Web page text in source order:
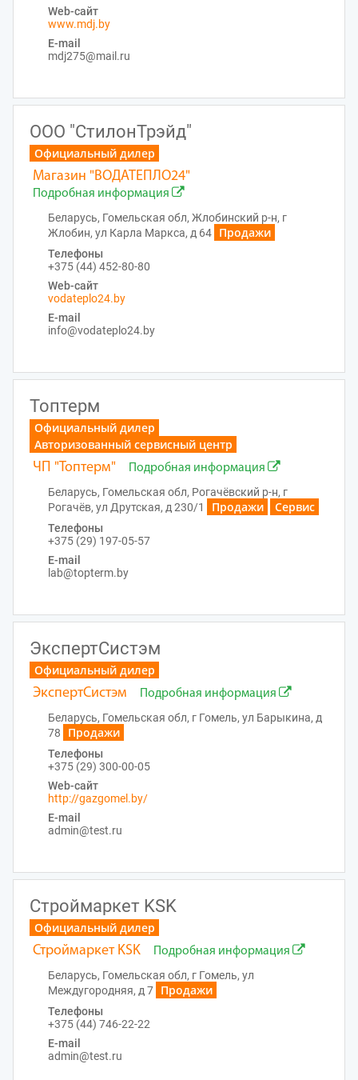
Web-сайт
www.mdj.by
E-mail
mdj275@mail.ru
ООО "СтилонТрэйд"
Официальный дилер
Магазин "ВОДАТЕПЛО24"
Подробная информация
Беларусь, Гомельская обл, Жлобинский р-н, г
Жлобин, ул Карла Маркса, д 64
Продажи
Телефоны
+375 (44) 452-80-80
Web-сайт
vodateplo24.by
E-mail
info@vodateplo24.by
Топтерм
Официальный дилер
Авторизованный сервисный центр
ЧП "Топтерм"
Подробная информация
Беларусь, Гомельская обл, Рогачёвский р-н, г
Рогачёв, ул Друтская, д 230/1
Продажи Сервис
Телефоны
+375 (29) 197-05-57
E-mail
lab@topterm.by
ЭкспертСистэм
Официальный дилер
ЭкспертСистэм
Подробная информация
Беларусь, Гомельская обл, г Гомель, ул Барыкина, д
78
Продажи
Телефоны
+375 (29) 300-00-05
Web-сайт
http://gazgomel.by/
E-mail
admin@test.ru
Строймаркет KSK
Официальный дилер
Строймаркет KSK
Подробная информация
Беларусь, Гомельская обл, г Гомель, ул
Междугородняя, д 7
Продажи
Телефоны
+375 (44) 746-22-22
E-mail
admin@test.ru